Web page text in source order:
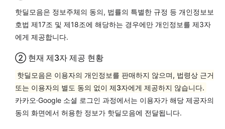
핫딜모음은 정보주체의 동의, 법률의 특별한 규정 등 개인정보보
호법 제17조 및 제18조에 해당하는 경우에만 개인정보를 제3자
에게 제공합니다.
② 현재 제3자 제공 현황
핫딜모음은 이용자의 개인정보를 판매하지 않으며, 법령상 근거
또는 이용자의 별도 동의 없이 제3자에게 제공하지 않습니다.
카카오·Google 소셜 로그인 과정에서는 이용자가 해당 제공자의
동의 화면에서 허용한 정보가 핫딜모음에 전달됩니다.